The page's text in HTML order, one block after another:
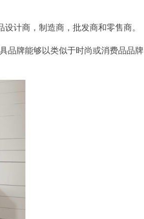
计商，制造商，批发商和零售商。
品牌能够以类似于时尚或消费品品牌